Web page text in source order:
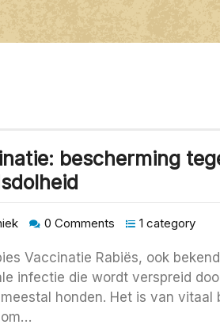
bescherming
0 Comments 1 category
Vaccinatie Rabiës, ook
infectie die wordt verspreid
honden. Het is van vitaal
om…